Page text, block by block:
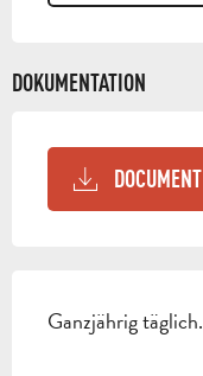
DOKUMENTATION
DOCUMENT
Ganzjährig täglich.